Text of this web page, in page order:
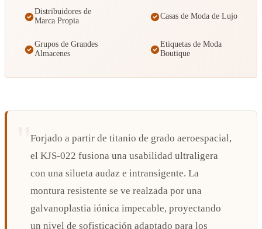
Distribuidores de
Marca Propia
Casas de Moda de Lujo
Grupos de Grandes
Almacenes
Etiquetas de Moda
Boutique
Forjado a partir de titanio de grado aeroespacial,
el KJS-022 fusiona una usabilidad ultraligera
con una silueta audaz e intransigente. La
montura resistente se ve realzada por una
galvanoplastia iónica impecable, proyectando
un nivel de sofisticación adaptado para los